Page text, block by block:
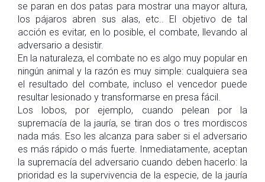
se paran en dos patas para mostrar una mayor altura,
los pájaros abren sus alas, etc.. El objetivo de tal
acción es evitar, en lo posible, el combate, llevando al
adversario a desistir.
En la naturaleza, el combate no es algo muy popular en
ningún animal y la razón es muy simple: cualquiera sea
el resultado del combate, incluso el vencedor puede
resultar lesionado y transformarse en presa fácil.
Los lobos, por ejemplo, cuando pelean por la
supremacía de la jauría, se tiran dos o tres mordiscos
nada más. Eso les alcanza para saber si el adversario
es más rápido o más fuerte. Inmediatamente, aceptan
la supremacía del adversario cuando deben hacerlo: la
prioridad es la supervivencia de la especie, de la jauría